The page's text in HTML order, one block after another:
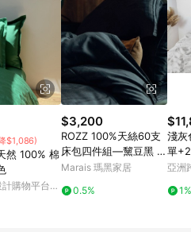
品，禮物卡，開館保證金，補
LINE 購物站上之商品規格、
資訊頁及購物車不符，以
為準。 10. 點數紅包使用規
若於 LINE 購物前往 Pinkoi
成訂單，不符合導購資格；承
過 LINE 購物前往 Pinkoi 頁
$1,086)
然 100% 棉
購物平台
$3,200
ROZZ 100%天絲60支
床包四件組—黧豆黑 -
標準雙人
Marais 瑪黑家居
0.5%
淺灰
單
用品
亞洲
1%